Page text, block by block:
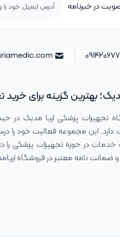
در خبرنامه
بهترین گزینه برای
تجهیزات پزشکی اریا مدیک در
در حوزه تجهیزات پزشکی را
ضمانت نامه معتبر در فروشگاه